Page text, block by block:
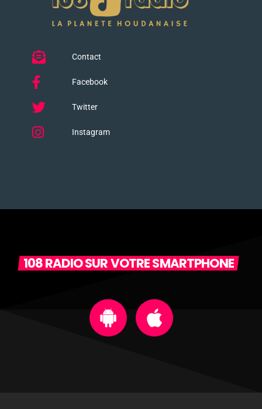
Contact
Facebook
Twitter
Instagram
108 RADIO SUR VOTRE SMARTPHONE